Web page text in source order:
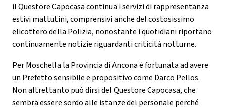
il Questore Capocasa continua i servizi di rappresentanza
estivi mattutini, comprensivi anche del costosissimo
elicottero della Polizia, nonostante i quotidiani riportano
continuamente notizie riguardanti criticità notturne.
Per Moschella la Provincia di Ancona è fortunata ad avere
un Prefetto sensibile e propositivo come Darco Pellos.
Non altrettanto può dirsi del Questore Capocasa, che
sembra essere sordo alle istanze del personale perché